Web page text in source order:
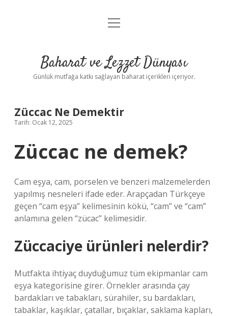
Anasayfa
Yasal Uyarı
menüyü
Baharat ve Lezzet Dünyası
Günlük mutfağa katkı sağlayan baharat içerikleri içeriyor.
Züccac Ne Demektir
Tarih: Ocak 12, 2025
Züccac ne demek?
Cam eşya, cam, porselen ve benzeri malzemelerden
yapılmış nesneleri ifade eder. Arapçadan Türkçeye
geçen “cam eşya” kelimesinin kökü, “cam” ve “cam”
anlamına gelen “zücac” kelimesidir.
Züccaciye ürünleri nelerdir?
Mutfakta ihtiyaç duyduğumuz tüm ekipmanlar cam
eşya kategorisine girer. Örnekler arasında çay
bardakları ve tabakları, sürahiler, su bardakları,
tabaklar, kaşıklar, çatallar, bıçaklar, saklama kapları,